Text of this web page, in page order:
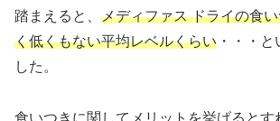
踏まえると、 メディファス ドライの食
く低くもない平均レベルくらい ・・・
した。